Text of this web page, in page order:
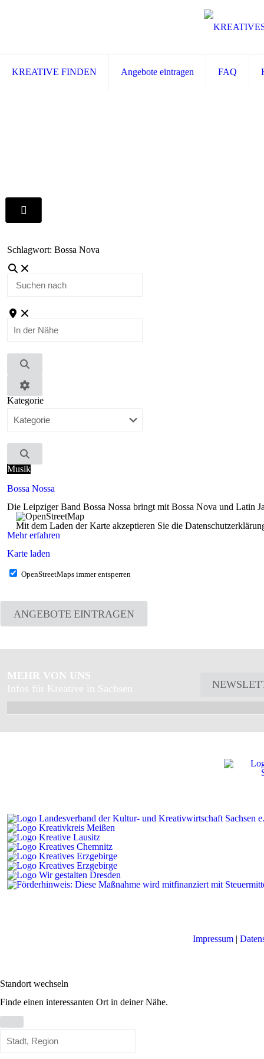
KREATIVE FINDEN Angebote eintragen FAQ
Schlagwort: Bossa Nova
Suchen
In
Nähe
Suchen
Advanced
Filters
Kategorie
Suchen
Musik
Bossa Nossa
Die Leipziger Band Bossa Nossa bringt mit Bossa Nova und Latin
Mit dem Laden der Karte akzeptieren Sie die
Mehr erfahren
Karte laden
OpenStreetMaps immer entsperren
ANGEBOTE EINTRAGEN
MEHR VON UNS
Infos für Kreative in Sachsen
Impressum |
Standort wechseln
Finde einen interessanten Ort in deiner Nähe.
wechseln